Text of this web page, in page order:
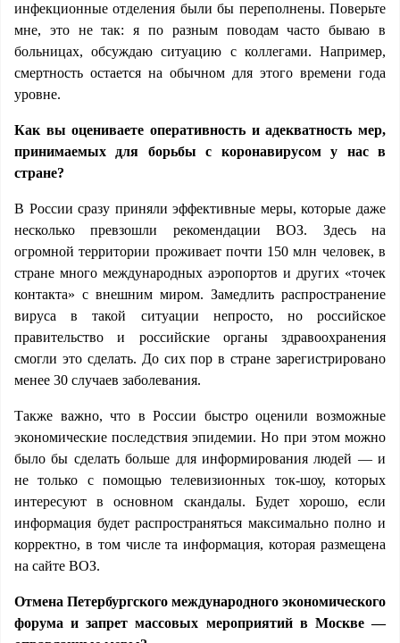
инфекционные отделения были бы переполнены. Поверьте
мне, это не так: я по разным поводам часто бываю в
больницах, обсуждаю ситуацию с коллегами. Например,
смертность остается на обычном для этого времени года
уровне.
Как вы оцениваете оперативность и адекватность мер,
принимаемых для борьбы с коронавирусом у нас в
стране?
В России сразу приняли эффективные меры, которые даже
несколько превзошли рекомендации ВОЗ. Здесь на
огромной территории проживает почти 150 млн человек, в
стране много международных аэропортов и других «точек
контакта» с внешним миром. Замедлить распространение
вируса в такой ситуации непросто, но российское
правительство и российские органы здравоохранения
смогли это сделать. До сих пор в стране зарегистрировано
менее 30 случаев заболевания.
Также важно, что в России быстро оценили возможные
экономические последствия эпидемии. Но при этом можно
было бы сделать больше для информирования людей — и
не только с помощью телевизионных ток-шоу, которых
интересуют в основном скандалы. Будет хорошо, если
информация будет распространяться максимально полно и
корректно, в том числе та информация, которая размещена
на сайте ВОЗ.
Отмена Петербургского международного экономического
форума и запрет массовых мероприятий в Москве —